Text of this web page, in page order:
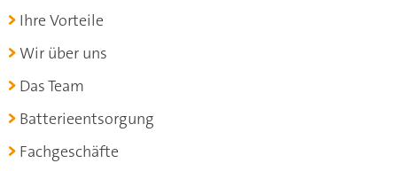
Ihre Vorteile
Wir über uns
Das Team
Batterieentsorgung
Fachgeschäfte